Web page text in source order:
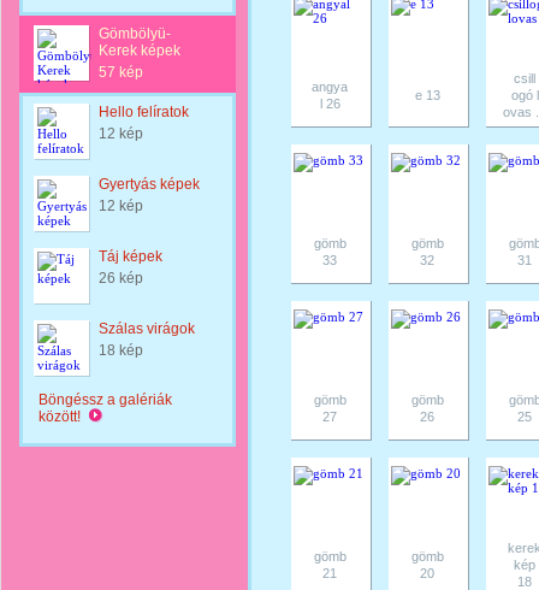
Gömbölyü-
Kerek képek
57 kép
Hello felíratok
12 kép
Gyertyás képek
12 kép
Táj képek
26 kép
Szálas virágok
18 kép
Böngéssz a galériák
között!
angya
l 26
e 13
csill
ogó l
ovas
gömb
33
gömb
32
31
gömb
27
gömb
26
25
gömb
21
gömb
20
kép
18